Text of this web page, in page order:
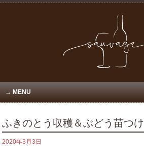
MENU
ふきのとう収穫＆ぶどう苗つけ
2020年3月3日